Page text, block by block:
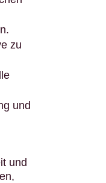
zu
und
und